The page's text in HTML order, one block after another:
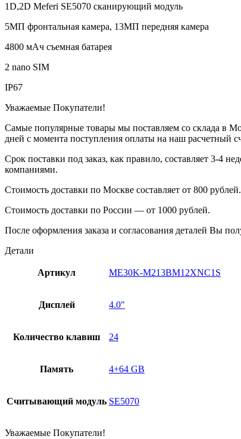
1D,2D Meferi SE5070 сканирующий модуль
5МП фронтальная камера, 13МП передняя камера
4800 мАч съемная батарея
2 nano SIM
IP67
Уважаемые Покупатели!
Самые популярные товары мы поставляем со склада в
дней с момента поступления оплаты на наш расчетный
Срок поставки под заказ, как правило, составляет 3-4
компаниями.
Стоимость доставки по Москве составляет от 800 рублей.
Стоимость доставки по России — от 1000 рублей.
После оформления заказа и согласования деталей Вы
Детали
Артикул ME30K-M213BM12XNC1S
Дисплей 4.0"
Количество клавиш 24
Память 4+64 GB
Считывающий модуль SE5070
Уважаемые Покупатели!